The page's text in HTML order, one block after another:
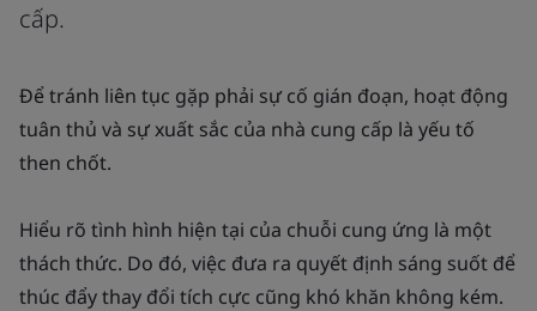
cấp.
Để tránh liên tục gặp phải sự cố gián đoạn, hoạt động
tuân thủ và sự xuất sắc của nhà cung cấp là yếu tố
then chốt.
Hiểu rõ tình hình hiện tại của chuỗi cung ứng là một
thách thức. Do đó, việc đưa ra quyết định sáng suốt để
thúc đẩy thay đổi tích cực cũng khó khăn không kém.